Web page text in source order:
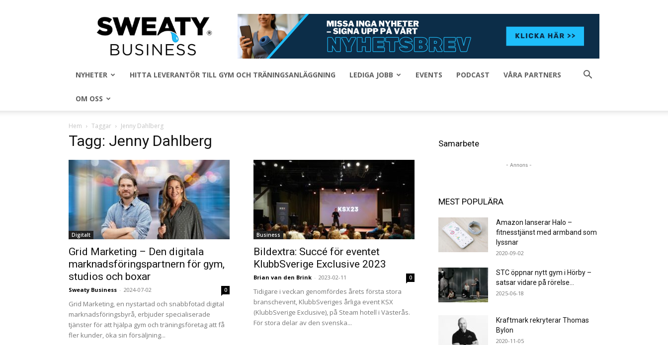
Sweaty
Business
NYHETER HITTA LEVERANTÖR TILL GYM OCH TRÄNINGSANLÄGGNING LEDIGA JOBB EVENTS PODCAST VÅRA PARTNERS
OM OSS
Hem Taggar Jenny Dahlberg
Tagg: Jenny Dahlberg
Digitalt
Grid Marketing – Den digitala
marknadsföringspartnern för gym,
studios och boxar
Sweaty Business - 2024-07-02 0
Grid Marketing, en nystartad och snabbfotad digital
marknadsföringsbyrå, erbjuder specialiserade
tjänster för att hjälpa gym och träningsföretag att få
fler kunder, öka sin försäljning...
Business
Bildextra: Succé för eventet
KlubbSverige Exclusive 2023
Brian van den Brink - 2023-02-11 0
Tidigare i veckan genomfördes årets första stora
branschevent, KlubbSveriges årliga event KSX
(KlubbSverige Exclusive), på Steam hotell i Västerås.
För stora delar av den svenska...
Samarbete
- Annons -
MEST POPULÄRA
Amazon lanserar Halo –
fitnesstjänst med armband som
lyssnar
2020-09-02
STC öppnar nytt gym i Hörby –
satsar vidare på rörelse...
2025-06-18
Kraftmark rekryterar Thomas
Bylon
2020-11-05